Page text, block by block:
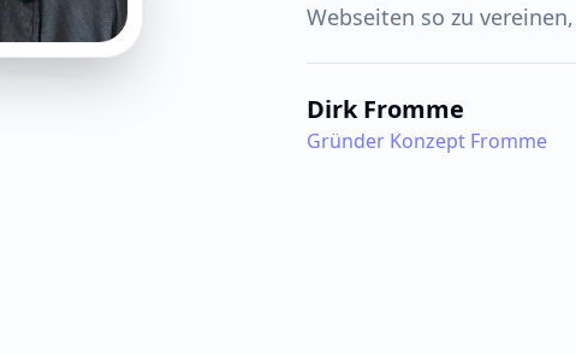
Webseiten so zu
Dirk Fromme
Gründer Konzept Fromme